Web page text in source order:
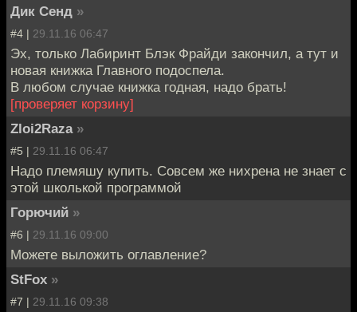
Дик Сенд »
#4 | 29.11.16 06:47
Эх, только Лабиринт Блэк Фрайди закончил, а тут и
новая книжка Главного подоспела.
В любом случае книжка годная, надо брать!
[проверяет корзину]
Zloi2Raza »
#5 | 29.11.16 06:47
Надо племяшу купить. Совсем же нихрена не знает с
этой школькой программой
Горючий »
#6 | 29.11.16 09:00
Можете выложить оглавление?
StFox »
#7 | 29.11.16 09:38